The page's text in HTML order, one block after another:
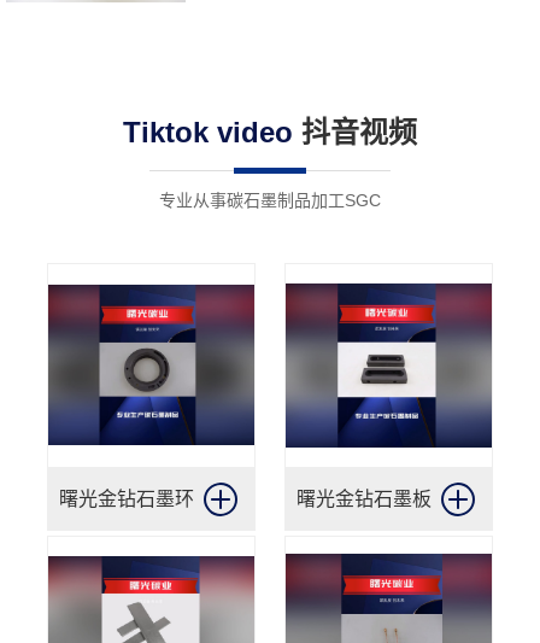
造领域。
Tiktok video 抖音视频
专业从事碳石墨制品加工SGC
曙光金钻石墨环 曙光金钻石墨板